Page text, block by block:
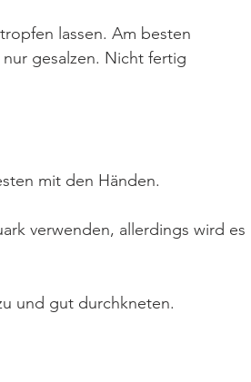
lassen. Am besten
gesalzen. Nicht fertig
mit den Händen.
verwenden, allerdings wird es
und gut durchkneten.